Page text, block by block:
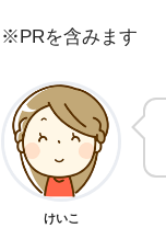
※PRを含みます
けいこ